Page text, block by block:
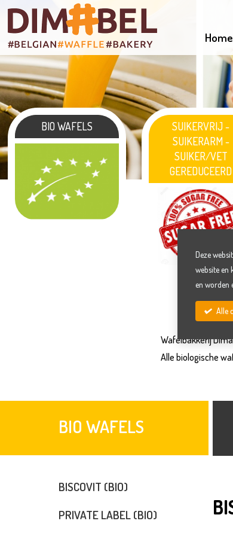
Home
BIO WAFELS
SUIKERVRIJ -
SUIKERARM -
SUIKER/VET
GEREDUCEERD
Wafelbakkerij
Alle biologische
BIO WAFELS
BISCOVIT (BIO)
PRIVATE LABEL (BIO)
Deze
website en
en worden